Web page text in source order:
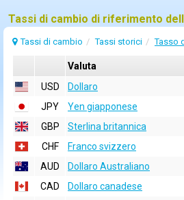
Tassi di cambio Tassi storici Tasso
Valuta
USD
Dollaro
JPY
Yen giapponese
GBP
Sterlina britannica
CHF
Franco svizzero
AUD
Dollaro Australiano
CAD
Dollaro canadese